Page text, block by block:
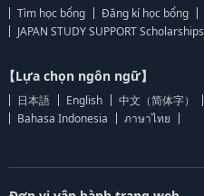
Tìm học bổng
Đăng kí học bổng
JAPAN STUDY SUPPORT Scholarships
【Lựa chọn ngôn ngữ】
日本語 English 中文（简体字）
Bahasa Indonesia
ภาษาไทย